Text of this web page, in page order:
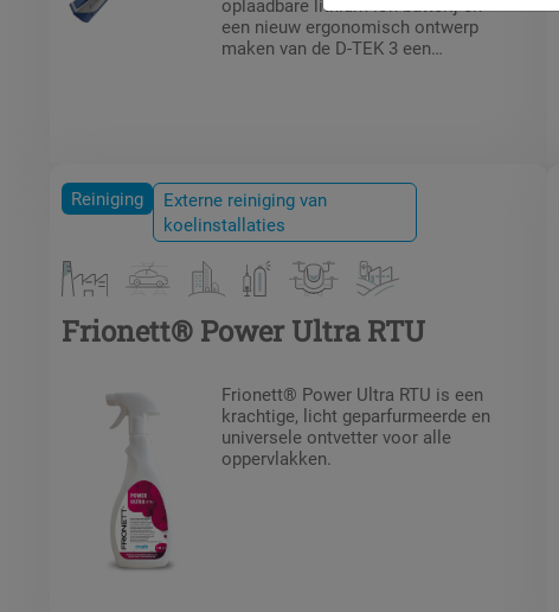
een nieuw ergonomisch ontwerp
maken van de D-TEK 3 een
Reiniging
Externe reiniging van
koelinstallaties
Frionett® Power Ultra RTU
Frionett® Power Ultra RTU is een
krachtige, licht geparfurmeerde en
universele ontvetter voor alle
oppervlakken.